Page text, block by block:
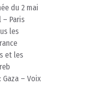
du 2 mai
– Paris
les
et les
– Voix